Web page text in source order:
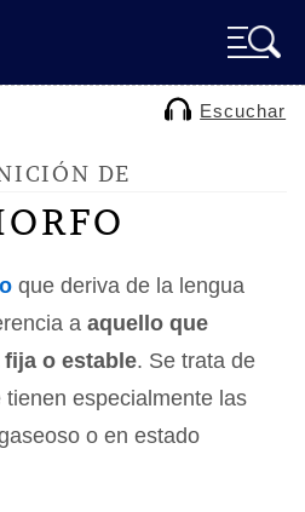
Escuchar
DE
que deriva de la lengua
a aquello que
o estable. Se trata de
especialmente las
o en estado